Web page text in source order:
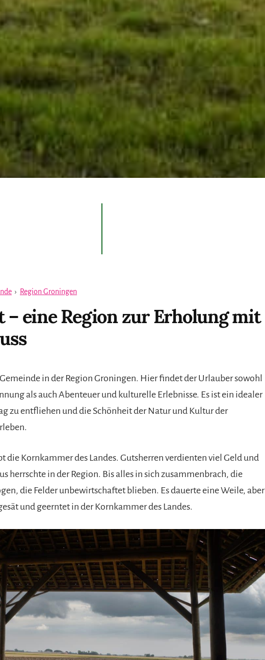
› Region Groningen
– eine Region zur Erholung mit
in der Region Groningen. Hier findet der Urlauber sowohl
als auch Abenteuer und kulturelle Erlebnisse. Es ist ein idealer
zu entfliehen und die Schönheit der Natur und Kultur der
die Kornkammer des Landes. Gutsherren verdienten viel Geld und
herrschte in der Region. Bis alles in sich zusammenbrach, die
die Felder unbewirtschaftet blieben. Es dauerte eine Weile, aber
und geerntet in der Kornkammer des Landes.